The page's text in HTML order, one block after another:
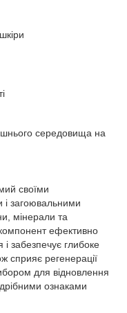
середовища на
своїми
і загоювальними
мінерали та
ефективно
забезпечує глибоке
сприяє регенерації
для відновлення
ознаками